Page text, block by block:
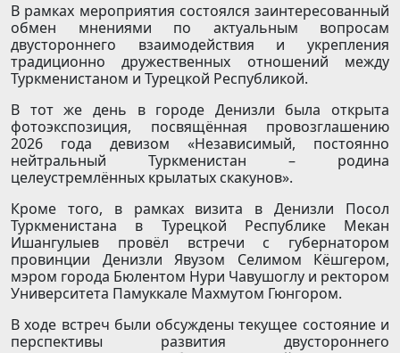
В рамках мероприятия состоялся заинтересованный
обмен мнениями по актуальным вопросам
двустороннего взаимодействия и укрепления
традиционно дружественных отношений между
Туркменистаном и Турецкой Республикой.
В тот же день в городе Денизли была открыта
фотоэкспозиция, посвящённая провозглашению
2026 года девизом «Независимый, постоянно
нейтральный Туркменистан – родина
целеустремлённых крылатых скакунов».
Кроме того, в рамках визита в Денизли Посол
Туркменистана в Турецкой Республике Мекан
Ишангулыев провёл встречи с губернатором
провинции Денизли Явузом Селимом Кёшгером,
мэром города Бюлентом Нури Чавушоглу и ректором
Университета Памуккале Махмутом Гюнгором.
В ходе встреч были обсуждены текущее состояние и
перспективы развития двустороннего